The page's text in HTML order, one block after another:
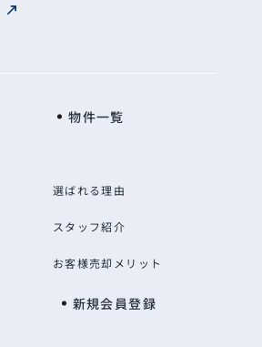
物件一覧
選ばれる理由
スタッフ紹介
お客様売却メリット
新規会員登録